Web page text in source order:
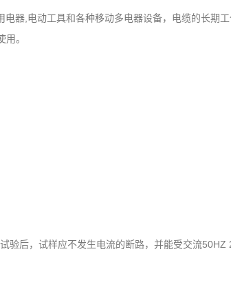
器,电动工具和各种移动多电器设备，电缆的长期
。
后，试样应不发生电流的断路，并能受交流50HZ